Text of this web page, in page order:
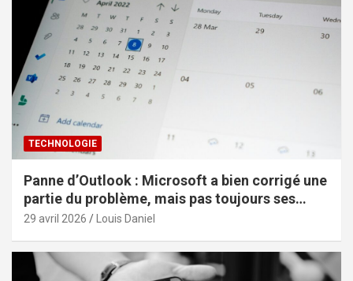
TECHNOLOGIE
Panne d’Outlook : Microsoft a bien corrigé une
partie du problème, mais pas toujours ses
effets
29 avril 2026 Louis Daniel